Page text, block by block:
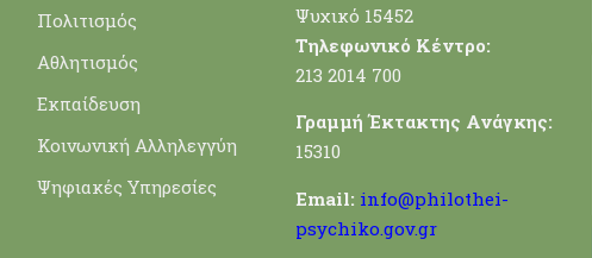
Πολιτισμός
Αθλητισμός
Εκπαίδευση
Κοινωνική Αλληλεγγύη
Ψηφιακές Υπηρεσίες
Ψυχικό 15452
Τηλεφωνικό Κέντρο:
213 2014 700
Γραμμή Έκτακτης Ανάγκης:
15310
Email: info@philothei-
psychiko.gov.gr